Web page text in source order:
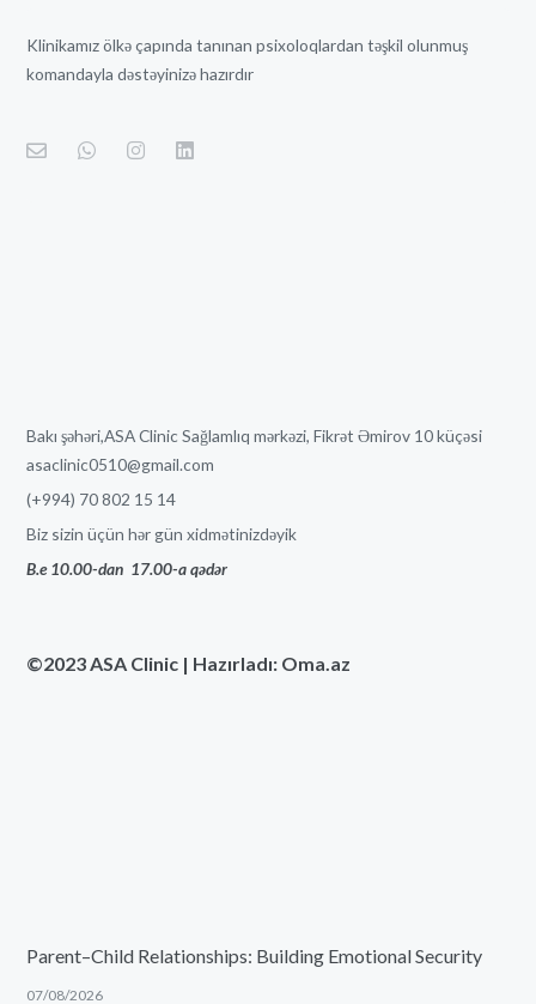
Klinikamız ölkə çapında tanınan psixoloqlardan təşkil olunmuş
komandayla dəstəyinizə hazırdır
Bakı şəhəri,ASA Clinic Sağlamlıq mərkəzi, Fikrət Əmirov 10 küçəsi
asaclinic0510@gmail.com
(+994) 70 802 15 14
Biz sizin üçün hər gün xidmətinizdəyik
B.e 10.00-dan 17.00-a qədər
©2023 ASA Clinic | Hazırladı: Oma.az
Parent–Child Relationships: Building Emotional Security
07/08/2026